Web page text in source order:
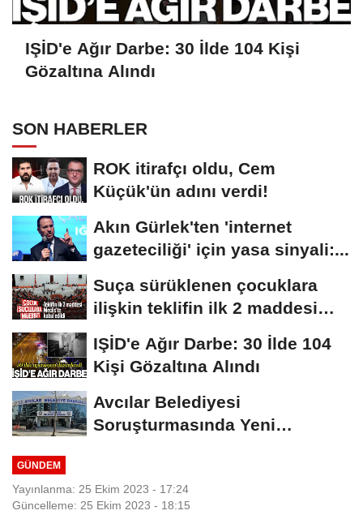
IŞİD'e Ağır Darbe: 30 İlde 104 Kişi
Gözaltına Alındı
SON HABERLER
ROK itirafçı oldu, Cem
Küçük'ün adını verdi!
Akın Gürlek'ten 'internet
gazeteciliği' için yasa sinyali:...
Suça sürüklenen çocuklara
ilişkin teklifin ilk 2 maddesi
kabul edildi
IŞİD'e Ağır Darbe: 30 İlde 104
Kişi Gözaltına Alındı
Avcılar Belediyesi
Soruşturmasında Yeni
GÜNDEM
Yayınlanma: 25 Ekim 2023 - 17:24
Güncelleme: 25 Ekim 2023 - 18:15